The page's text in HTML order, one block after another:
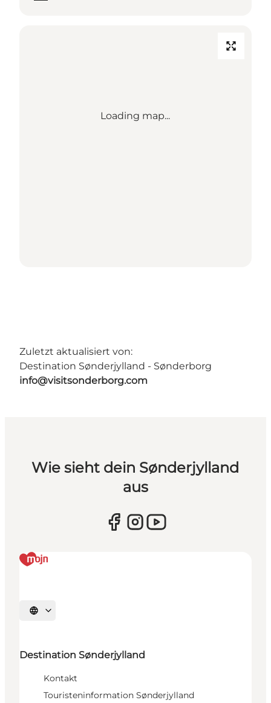
Loading map...
Zuletzt aktualisiert von:
Destination Sønderjylland - Sønderborg
info@visitsonderborg.com
Wie sieht dein Sønderjylland
aus
Sprache auswählen
Destination Sønderjylland
Kontakt
Touristeninformation Sønderjylland